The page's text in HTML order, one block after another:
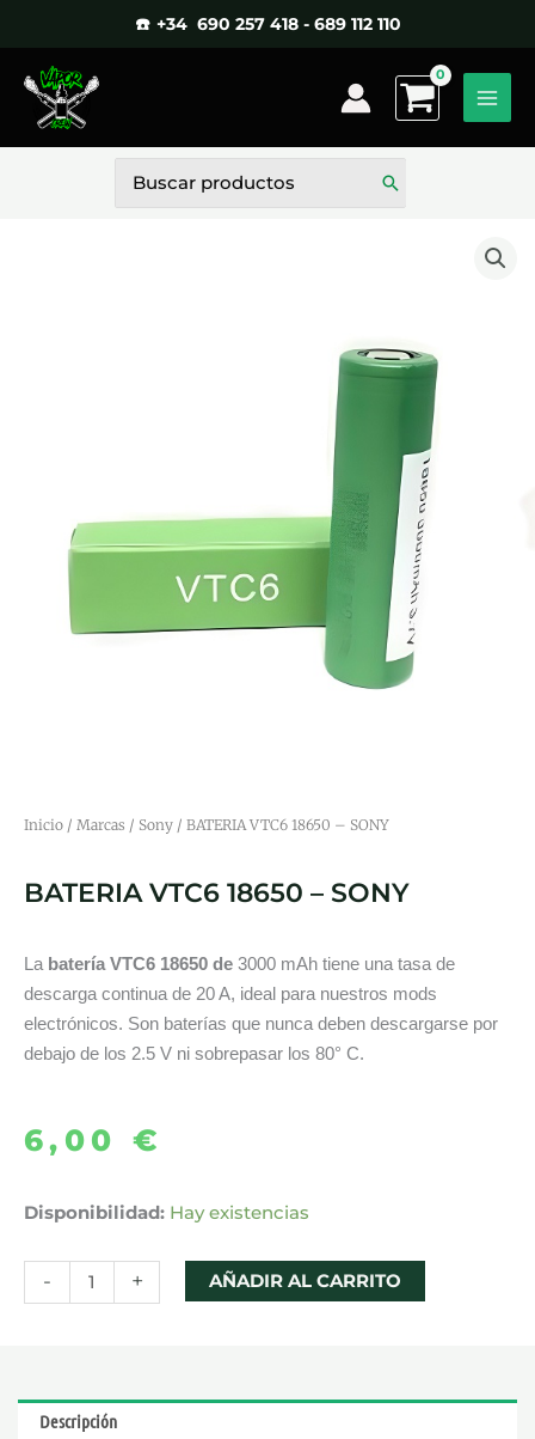
contenido
☎️ +34 690 257 418 - 689 112 110
por:
Inicio / Marcas / Sony / BATERIA VTC6 18650 – SONY
BATERIA VTC6 18650 – SONY
La batería VTC6 18650 de 3000 mAh tiene una tasa de
descarga continua de 20 A, ideal para nuestros mods
electrónicos. Son baterías que nunca deben descargarse por
debajo de los 2.5 V ni sobrepasar los 80° C.
6,00 €
Disponibilidad: Hay existencias
-
BATERIA
18650
-
+ AÑADIR AL CARRITO
Descripción